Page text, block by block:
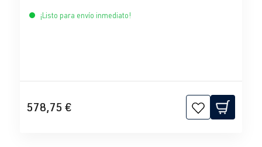
¡Listo para envío inmediato!
578,75 €